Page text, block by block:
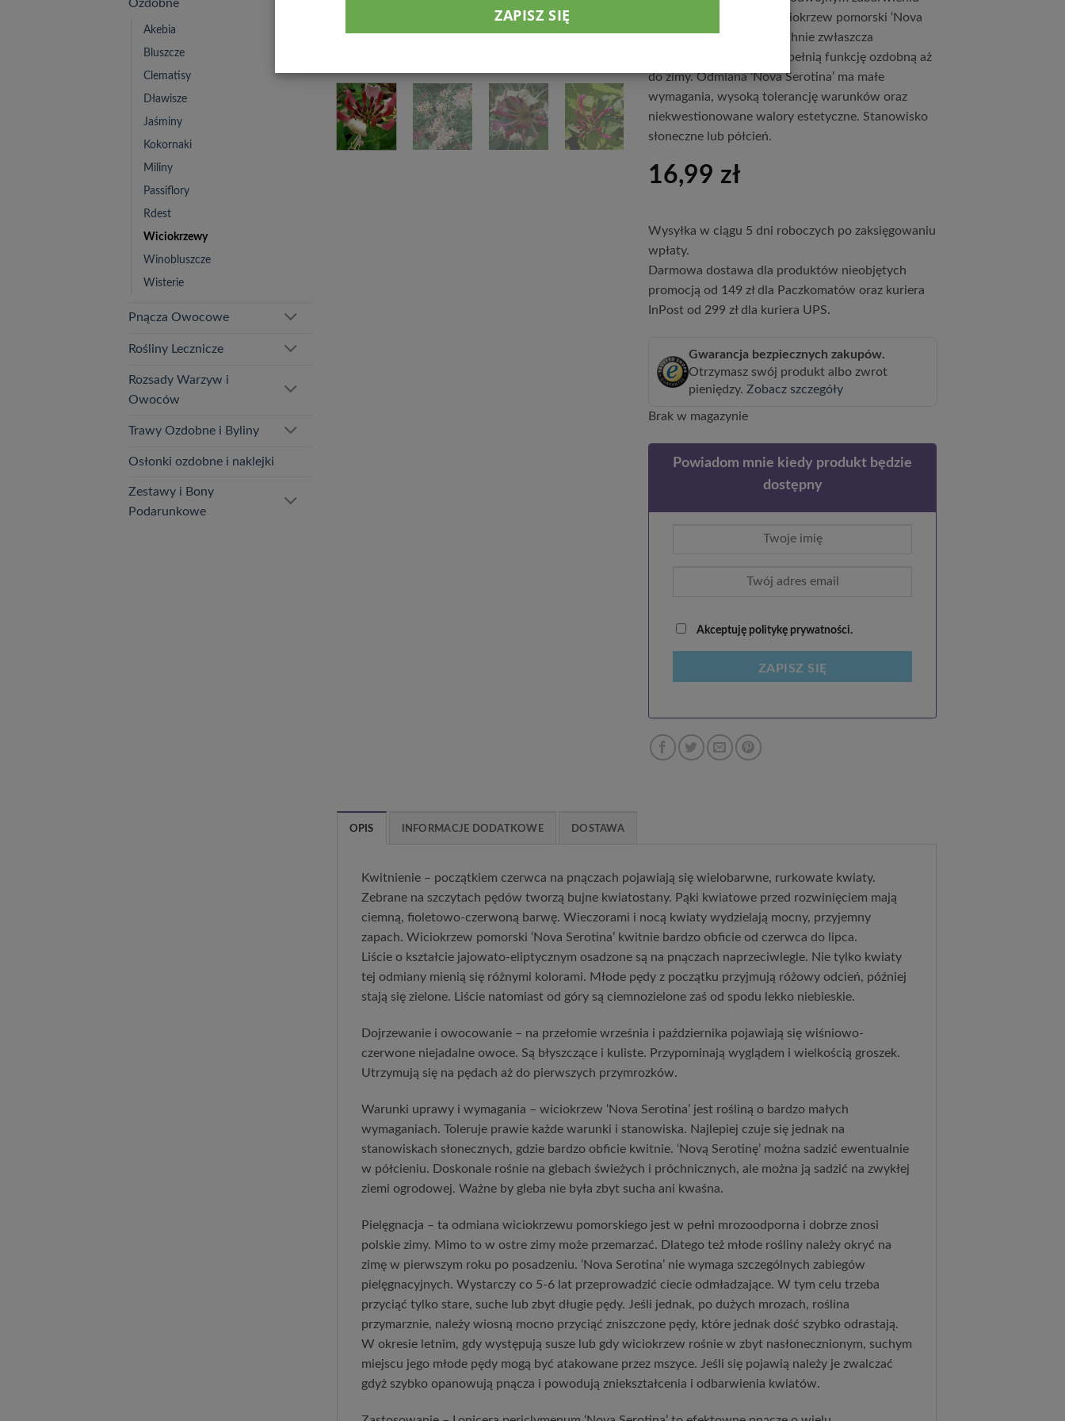
Ozdobne
Akebia
Bluszcze
Clematisy
Dławisze
Jaśminy
Kokornaki
Miliny
Passiflory
Rdest
Wiciokrzewy
Winobluszcze
Wisterie
Pnącza Owocowe
Rośliny Lecznicze
Rozsady Warzyw i
Owoców
Trawy Ozdobne i Byliny
Osłonki ozdobne i naklejki
Zestawy i Bony
Podarunkowe
fioletowo-czerwone. Wiciokrzew pomorski ‘Nova
Serotina’ intensywnie pachnie zwłaszcza
wieczorem a jego owoce pełnią funkcję ozdobną aż
do zimy. Odmiana ‘Nova Serotina’ ma małe
wymagania, wysoką tolerancję warunków oraz
niekwestionowane walory estetyczne. Stanowisko
słoneczne lub półcień.
16,99 zł
Wysyłka w ciągu 5 dni roboczych po zaksięgowaniu
wpłaty.
Darmowa dostawa dla produktów nieobjętych
promocją od 149 zł dla Paczkomatów oraz kuriera
InPost od 299 zł dla kuriera UPS.
Gwarancja bezpiecznych zakupów.
Otrzymasz swój produkt albo zwrot
pieniędzy.Zobacz szczegóły
Brak w magazynie
Powiadom mnie kiedy produkt będzie
dostępny
Akceptuję politykę prywatności.
ZAPISZ SIĘ
OPIS INFORMACJE DODATKOWE DOSTAWA
Kwitnienie – początkiem czerwca na pnączach pojawiają się wielobarwne, rurkowate kwiaty.
Zebrane na szczytach pędów tworzą bujne kwiatostany. Pąki kwiatowe przed rozwinięciem mają
ciemną, fioletowo-czerwoną barwę. Wieczorami i nocą kwiaty wydzielają mocny, przyjemny
zapach. Wiciokrzew pomorski ‘Nova Serotina’ kwitnie bardzo obficie od czerwca do lipca.
Liście o kształcie jajowato-eliptycznym osadzone są na pnączach naprzeciwlegle. Nie tylko kwiaty
tej odmiany mienią się różnymi kolorami. Młode pędy z początku przyjmują różowy odcień, później
stają się zielone. Liście natomiast od góry są ciemnozielone zaś od spodu lekko niebieskie.
Dojrzewanie i owocowanie – na przełomie września i października pojawiają się wiśniowo-
czerwone niejadalne owoce. Są błyszczące i kuliste. Przypominają wyglądem i wielkością groszek.
Utrzymują się na pędach aż do pierwszych przymrozków.
Warunki uprawy i wymagania – wiciokrzew ‘Nova Serotina’ jest rośliną o bardzo małych
wymaganiach. Toleruje prawie każde warunki i stanowiska. Najlepiej czuje się jednak na
stanowiskach słonecznych, gdzie bardzo obficie kwitnie. ‘Novą Serotinę’ można sadzić ewentualnie
w półcieniu. Doskonale rośnie na glebach świeżych i próchnicznych, ale można ją sadzić na zwykłej
ziemi ogrodowej. Ważne by gleba nie była zbyt sucha ani kwaśna.
Pielęgnacja – ta odmiana wiciokrzewu pomorskiego jest w pełni mrozoodporna i dobrze znosi
polskie zimy. Mimo to w ostre zimy może przemarzać. Dlatego też młode rośliny należy okryć na
zimę w pierwszym roku po posadzeniu. ‘Nova Serotina’ nie wymaga szczególnych zabiegów
pielęgnacyjnych. Wystarczy co 5-6 lat przeprowadzić ciecie odmładzające. W tym celu trzeba
przyciąć tylko stare, suche lub zbyt długie pędy. Jeśli jednak, po dużych mrozach, roślina
przymarznie, należy wiosną mocno przyciąć zniszczone pędy, które jednak dość szybko odrastają.
W okresie letnim, gdy występują susze lub gdy wiciokrzew rośnie w zbyt nasłonecznionym, suchym
miejscu jego młode pędy mogą być atakowane przez mszyce. Jeśli się pojawią należy je zwalczać
gdyż szybko opanowują pnącza i powodują zniekształcenia i odbarwienia kwiatów.